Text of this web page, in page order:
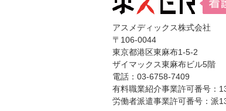
アスメディックス株式会社
〒106-0044
東京都港区東麻布1-5-2
ザイマックス東麻布ビル5階
電話：03-6758-7409
有料職業紹介事業許可番号：
労働者派遣事業許可番号：派